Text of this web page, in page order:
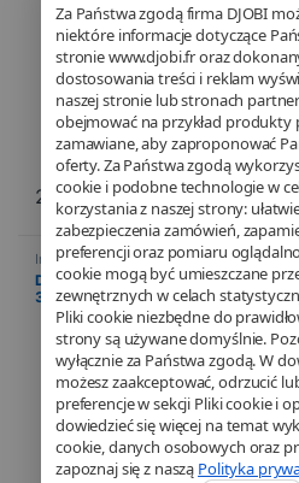
Za Państwa zgodą firma DJOBI
niektóre informacje dotyczące
stronie www.djobi.fr oraz
dostosowania treści i reklam
naszej stronie lub stronach
obejmować na przykład produkty
zamawiane, aby zaproponować
oferty. Za Państwa zgodą
cookie i podobne technologie w
korzystania z naszej strony:
zabezpieczenia zamówień,
preferencji oraz pomiaru
cookie mogą być umieszczane
zewnętrznych w celach
Pliki cookie niezbędne do
strony są używane domyślnie.
wyłącznie za Państwa zgodą. W
możesz zaakceptować, odrzucić
preferencje w sekcji Pliki cookie i
dowiedzieć się więcej na temat
cookie, danych osobowych oraz
zapoznaj się z naszą Polityka
29,90€
Informatyka,Laptopy ,Torby i
sakwy
DICOTA Value Toploading Kit
39,6 cm (15.6″) Sac
Messenger Noir